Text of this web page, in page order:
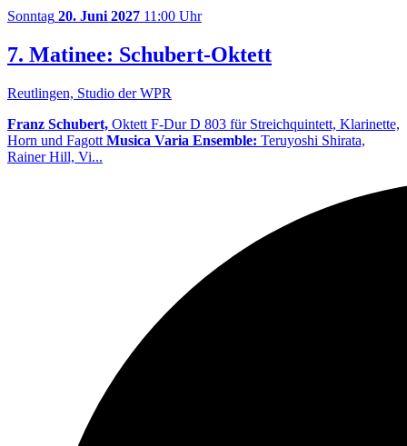
Sonntag 20. Juni 2027 11:00 Uhr
7. Matinee: Schubert-Oktett
Reutlingen, Studio der WPR
Franz Schubert, Oktett F-Dur D 803 für Streichquintett, Klarinette,
Horn und Fagott Musica Varia Ensemble: Teruyoshi Shirata,
Rainer Hill, Vi...